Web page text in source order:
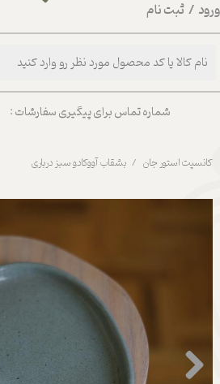
/ ثبت نام
شماره تماس برای پیگیری سفارشات : 09357675776
کانسپت استور جان بشقاب آووکادو سبز درباری